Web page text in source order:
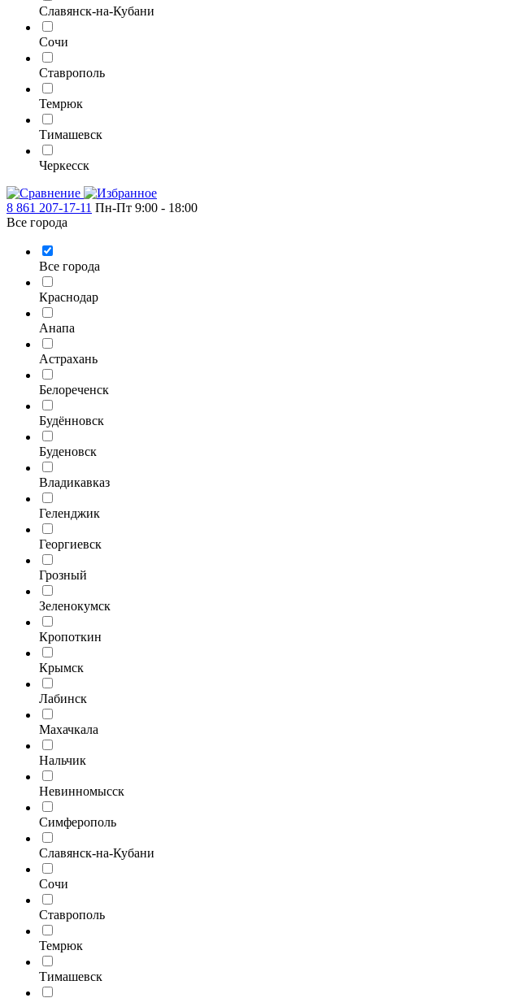
Славянск-на-Кубани
Сочи
Ставрополь
Темрюк
Тимашевск
Черкесск
8 861 207-17-11 Пн-Пт 9:00 - 18:00
Все города
Все города
Краснодар
Анапа
Астрахань
Белореченск
Будённовск
Буденовск
Владикавказ
Геленджик
Георгиевск
Грозный
Зеленокумск
Кропоткин
Крымск
Лабинск
Махачкала
Нальчик
Невинномысск
Симферополь
Славянск-на-Кубани
Сочи
Ставрополь
Темрюк
Тимашевск